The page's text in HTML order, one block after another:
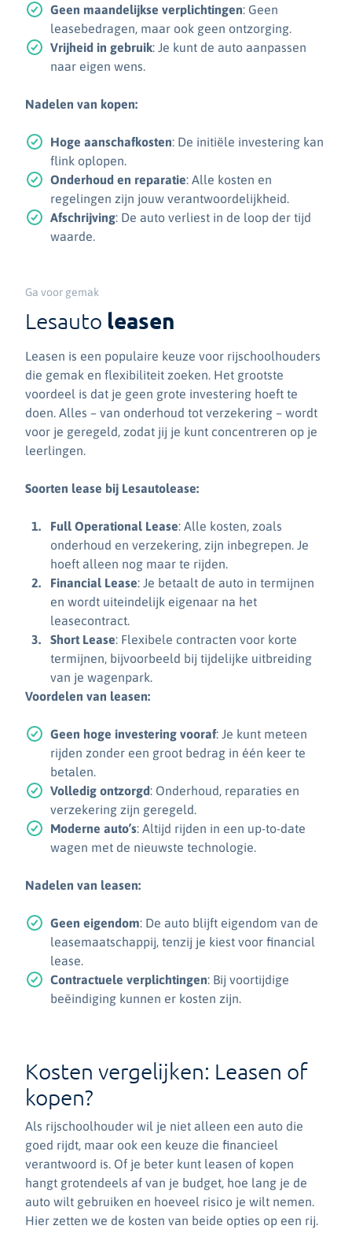
Geen maandelijkse verplichtingen: Geen
leasebedragen, maar ook geen ontzorging.
Vrijheid in gebruik: Je kunt de auto aanpassen
naar eigen wens.
Nadelen van kopen:
Hoge aanschafkosten: De initiële investering kan
flink oplopen.
Onderhoud en reparatie: Alle kosten en
regelingen zijn jouw verantwoordelijkheid.
Afschrijving: De auto verliest in de loop der tijd
waarde.
Ga voor gemak
Lesauto leasen
Leasen is een populaire keuze voor rijschoolhouders
die gemak en flexibiliteit zoeken. Het grootste
voordeel is dat je geen grote investering hoeft te
doen. Alles – van onderhoud tot verzekering – wordt
voor je geregeld, zodat jij je kunt concentreren op je
leerlingen.
Soorten lease bij Lesautolease:
Full Operational Lease: Alle kosten, zoals
onderhoud en verzekering, zijn inbegrepen. Je
hoeft alleen nog maar te rijden.
Financial Lease: Je betaalt de auto in termijnen
en wordt uiteindelijk eigenaar na het
leasecontract.
Short Lease: Flexibele contracten voor korte
termijnen, bijvoorbeeld bij tijdelijke uitbreiding
van je wagenpark.
Voordelen van leasen:
Geen hoge investering vooraf: Je kunt meteen
rijden zonder een groot bedrag in één keer te
betalen.
Volledig ontzorgd: Onderhoud, reparaties en
verzekering zijn geregeld.
Moderne auto’s: Altijd rijden in een up-to-date
wagen met de nieuwste technologie.
Nadelen van leasen:
Geen eigendom: De auto blijft eigendom van de
leasemaatschappij, tenzij je kiest voor financial
lease.
Contractuele verplichtingen: Bij voortijdige
beëindiging kunnen er kosten zijn.
Kosten vergelijken: Leasen of
kopen?
Als rijschoolhouder wil je niet alleen een auto die
goed rijdt, maar ook een keuze die financieel
verantwoord is. Of je beter kunt leasen of kopen
hangt grotendeels af van je budget, hoe lang je de
auto wilt gebruiken en hoeveel risico je wilt nemen.
Hier zetten we de kosten van beide opties op een rij.